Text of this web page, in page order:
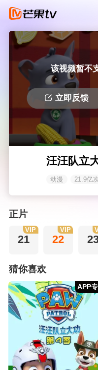
该视频暂不
立即反馈
动漫 21.9亿
正片
21
VIP
22
VIP
猜你喜欢
APP